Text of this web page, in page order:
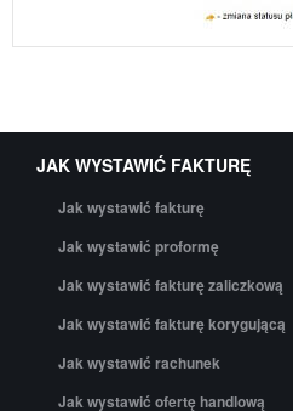
JAK WYSTAWIĆ FAKTURĘ
Jak wystawić fakturę
Jak wystawić proformę
Jak wystawić fakturę zaliczkową
Jak wystawić fakturę korygującą
Jak wystawić rachunek
Jak wystawić ofertę handlową